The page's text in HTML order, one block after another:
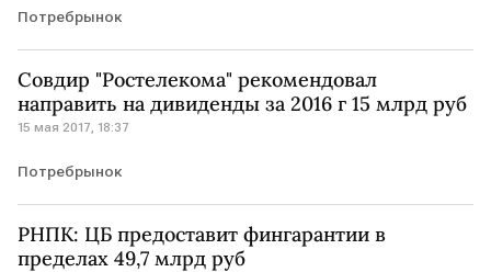
Потребрынок
Совдир "Ростелекома" рекомендовал
направить на дивиденды за 2016 г 15 млрд руб
15 мая 2017, 18:37
Потребрынок
РНПК: ЦБ предоставит фингарантии в
пределах 49,7 млрд руб